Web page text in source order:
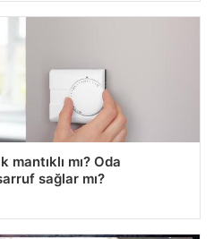
mı? Oda
sağlar mı?